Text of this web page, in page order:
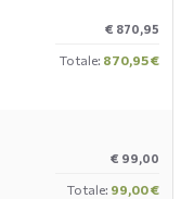
€ 870,95
Totale: 870,95 €
€ 99,00
Totale: 99,00 €